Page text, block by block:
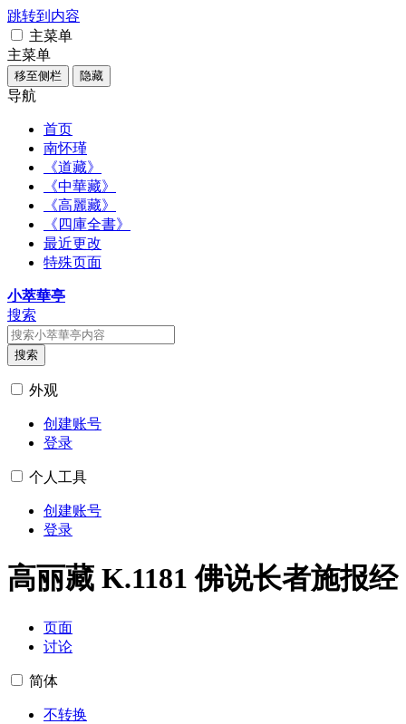
跳转到内容
主菜单
主菜单
移至侧栏 隐藏
导航
首页
南怀瑾
《道藏》
《中華藏》
《高麗藏》
《四庫全書》
最近更改
特殊页面
小萃華亭
搜索
搜索
外观
创建账号
登录
个人工具
创建账号
登录
高丽藏 K.1181 佛说长者施报经
页面
讨论
简体
不转换